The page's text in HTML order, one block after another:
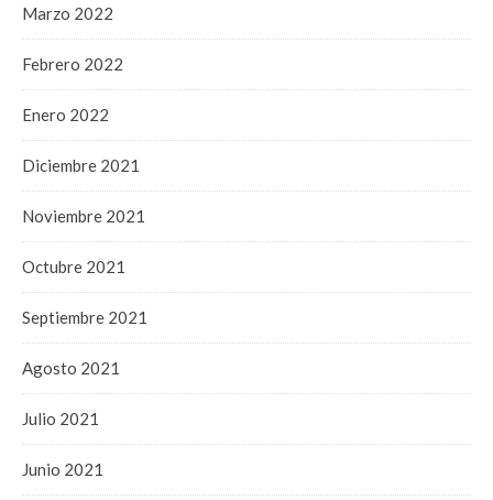
Marzo 2022
Febrero 2022
Enero 2022
Diciembre 2021
Noviembre 2021
Octubre 2021
Septiembre 2021
Agosto 2021
Julio 2021
Junio 2021